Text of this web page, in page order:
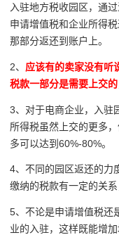
入驻地方税收园区，通
申请增值税和企业所得
那部分返还到账户上。
2、 应该有的卖家没有听
税款一部分是需要上交
3、对于电商企业，入驻
所得税虽然上交的更多
多可以达到60%-80%。
4、不同的园区返还的力
缴纳的税款有一定的关
5、不论是申请增值税还
业的入驻，这样既能增